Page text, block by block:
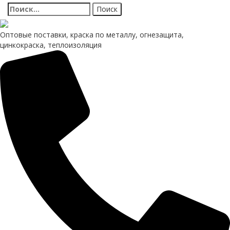
Найти:
Оптовые поставки, краска по металлу, огнезащита,
цинкокраска, теплоизоляция